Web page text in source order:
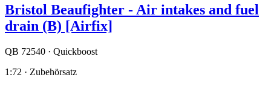
Bristol Beaufighter - Air intakes and fuel
drain (B) [Airfix]
QB 72540 · Quickboost
1:72 · Zubehörsatz